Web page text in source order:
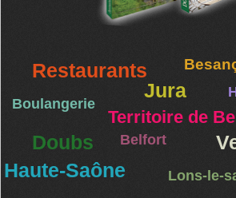
Restaurants
Jura
Boulangerie
Territoire de
Doubs Belfort
Haute-Saône
Lons-le-